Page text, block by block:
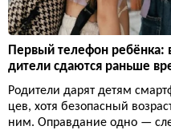
Первый телефон ребёнка:
дители сдаются раньше
Родители дарят детям
цев, хотя безопасный
ним. Оправдание одно —